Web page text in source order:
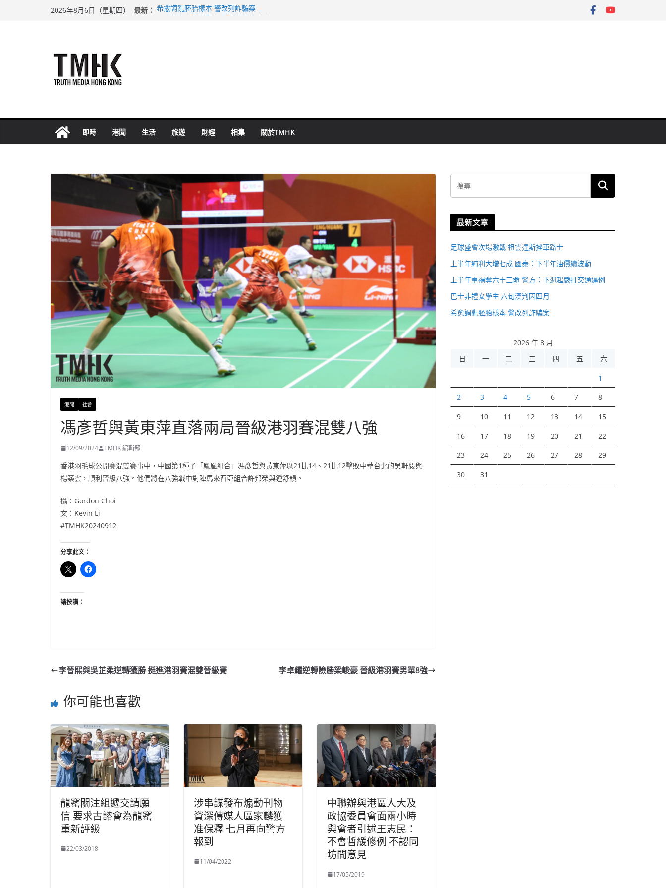
2026年8月6日（星期四） 最新： 希愈調亂胚胎樣本 警改列詐騙案
即時 港聞 生活 旅遊 財經 相集 關於TMHK
港聞 社會
馮彥哲與黃東萍直落兩局晉級港羽賽混雙八強
12/09/2024 TMHK 編輯部
香港羽毛球公開賽混雙賽事中，中國第1種子「鳳凰組合」馮彥哲與黃東萍以21比14、21比12擊敗中華台北的吳軒毅與
楊築雲，順利晉級八強。他們將在八強戰中對陣馬來西亞組合許邦榮與鍾舒韻。
攝：Gordon Choi
文：Kevin Li
#TMHK20240912
分享此文：
請按讚：
李晉熙與吳芷柔逆轉獲勝 挺進港羽賽混雙晉級賽 李卓耀逆轉險勝梁峻豪 晉級港羽賽男單8強
你可能也喜歡
龍窰關注組遞交請願
信 要求古諮會為龍窰
重新評級
22/03/2018
涉串謀發布煽動刊物
資深傳媒人區家麟獲
准保釋 七月再向警方
報到
11/04/2022
中聯辦與港區人大及
政協委員會面兩小時
與會者引述王志民：
不會暫緩修例 不認同
坊間意見
17/05/2019
最新文章
足球盛會次場激戰 祖雲達斯挫車路士
上半年純利大增七成 國泰：下半年油價續波動
上半年車禍奪六十三命 警方：下週起嚴打交通違例
巴士非禮女學生 六旬漢判囚四月
希愈調亂胚胎樣本 警改列詐騙案
2026 年 8 月
日
一 二 三 四 五 六
1
2 3 4 5 6 7 8
9 10 11 12 13 14 15
16 17 18 19 20 21 22
23 24 25 26 27 28 29
30 31